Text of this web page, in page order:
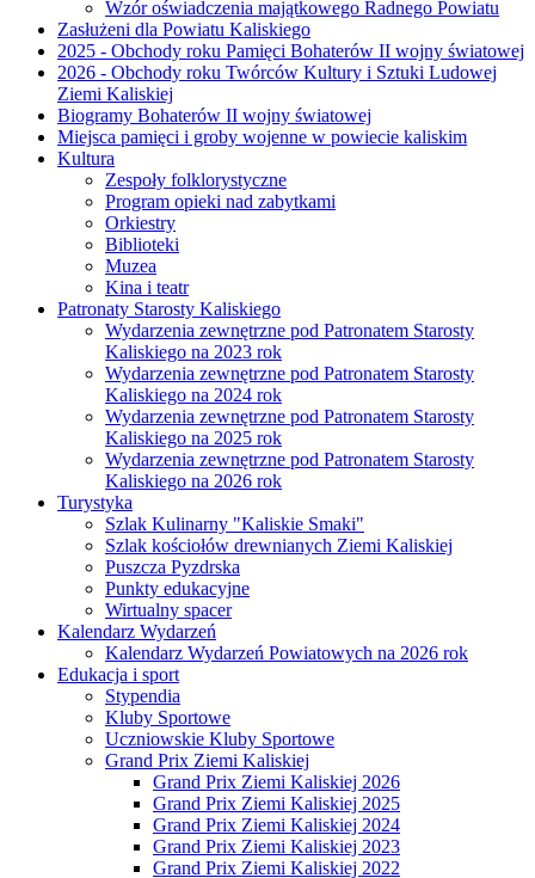
Wzór oświadczenia majątkowego Radnego Powiatu
Zasłużeni dla Powiatu Kaliskiego
2025 - Obchody roku Pamięci Bohaterów II wojny światowej
2026 - Obchody roku Twórców Kultury i Sztuki Ludowej
Ziemi Kaliskiej
Biogramy Bohaterów II wojny światowej
Miejsca pamięci i groby wojenne w powiecie kaliskim
Kultura
Zespoły folklorystyczne
Program opieki nad zabytkami
Orkiestry
Biblioteki
Muzea
Kina i teatr
Patronaty Starosty Kaliskiego
Wydarzenia zewnętrzne pod Patronatem Starosty
Kaliskiego na 2023 rok
Wydarzenia zewnętrzne pod Patronatem Starosty
Kaliskiego na 2024 rok
Wydarzenia zewnętrzne pod Patronatem Starosty
Kaliskiego na 2025 rok
Wydarzenia zewnętrzne pod Patronatem Starosty
Kaliskiego na 2026 rok
Turystyka
Szlak Kulinarny "Kaliskie Smaki"
Szlak kościołów drewnianych Ziemi Kaliskiej
Puszcza Pyzdrska
Punkty edukacyjne
Wirtualny spacer
Kalendarz Wydarzeń
Kalendarz Wydarzeń Powiatowych na 2026 rok
Edukacja i sport
Stypendia
Kluby Sportowe
Uczniowskie Kluby Sportowe
Grand Prix Ziemi Kaliskiej
Grand Prix Ziemi Kaliskiej 2026
Grand Prix Ziemi Kaliskiej 2025
Grand Prix Ziemi Kaliskiej 2024
Grand Prix Ziemi Kaliskiej 2023
Grand Prix Ziemi Kaliskiej 2022